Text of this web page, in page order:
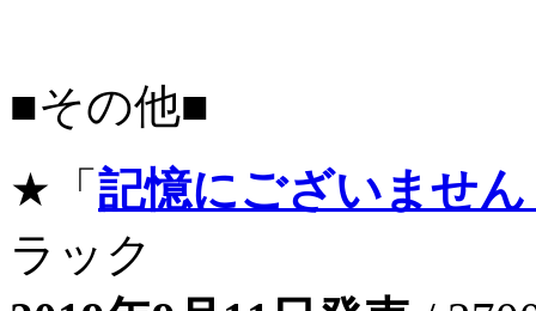
■その他■
★「 記憶にございません
ラック